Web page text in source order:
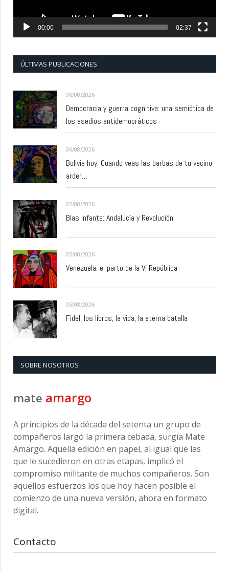
00:00 02:37
ÚLTIMAS PUBLICACIONES
06/08/2026
Democracia y guerra cognitiva: una semiótica de
los asedios antidemocráticos
06/08/2026
Bolivia hoy: Cuando veas las barbas de tu vecino
arder…
05/08/2026
Blas Infante: Andalucía y Revolución.
05/08/2026
Venezuela: el parto de la VI República
05/08/2026
Fidel, los libros, la vida, la eterna batalla
SOBRE NOSOTROS
mate amargo
A principios de la década del setenta un grupo de
compañeros largó la primera cebada, surgía Mate
Amargo. Aquella edición en papel, al igual que las
que le sucedieron en otras etapas, implicó el
compromiso militante de muchos compañeros. Son
aquellos esfuerzos los que hoy hacen posible el
comienzo de una nueva versión, ahora en formato
digital.
Contacto